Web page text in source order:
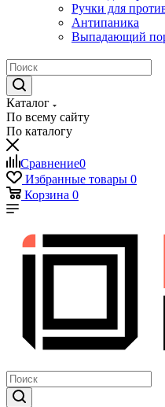
Ручки для
Антипаника
Выпадающий
Каталог
По всему сайту
По каталогу
Сравнение0
Избранные товары 0
Корзина 0